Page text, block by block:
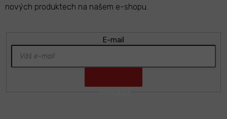
nových produktech na našem e-shopu.
E-mail